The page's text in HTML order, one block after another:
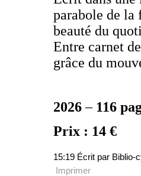
parabole de la
beauté du
Entre carnet
grâce du
2026– 116
Prix : 14 €
15:19 Écrit par Biblio-
Imprimer